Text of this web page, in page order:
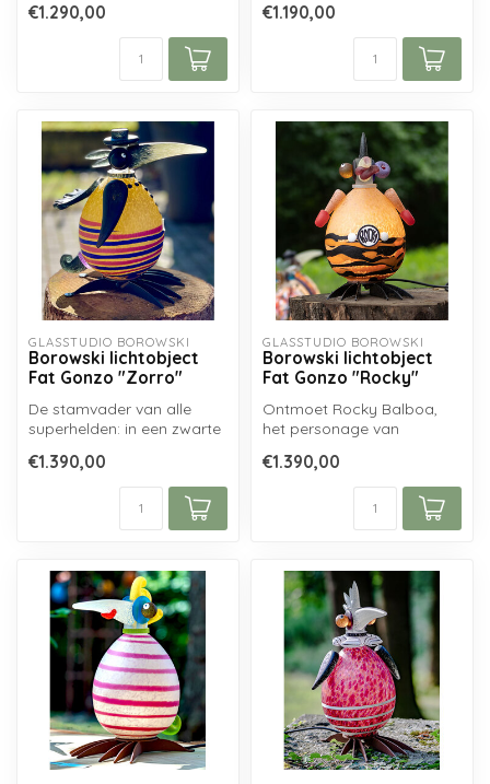
onverget...
€1.290,00
opera's, k...
€1.190,00
GLASSTUDIO BOROWSKI
Borowski lichtobject
Fat Gonzo "Zorro"
De stamvader van alle
superhelden: in een zwarte
masker le...
€1.390,00
GLASSTUDIO BOROWSKI
Borowski lichtobject
Fat Gonzo "Rocky"
Ontmoet Rocky Balboa,
het personage van
succesvolle fil...
€1.390,00